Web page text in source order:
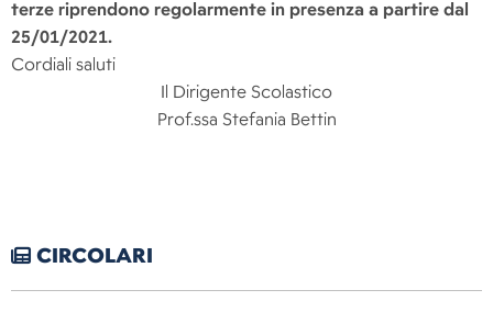
terze riprendono regolarmente in presenza a partire dal
25/01/2021.
Cordiali saluti
Il Dirigente Scolastico
Prof.ssa Stefania Bettin
CIRCOLARI